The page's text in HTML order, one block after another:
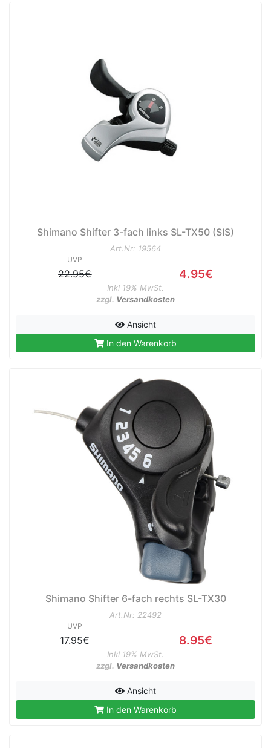
Shimano Shifter 3-fach links SL-TX50 (SIS)
Art.Nr: 19564
UVP
22.95€ 4.95€
Inkl 19% MwSt.
zzgl. Versandkosten
Ansicht
In den Warenkorb
Shimano Shifter 6-fach rechts SL-TX30
Art.Nr: 22492
UVP
17.95€ 8.95€
Inkl 19% MwSt.
zzgl. Versandkosten
Ansicht
In den Warenkorb